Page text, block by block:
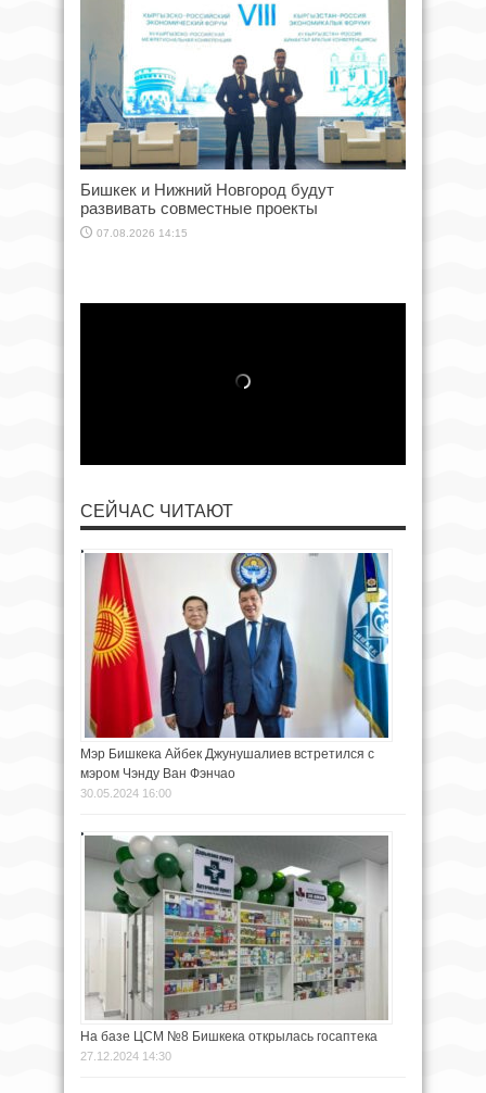
Бишкек и Нижний Новгород будут
развивать совместные проекты
07.08.2026 14:15
СЕЙЧАС ЧИТАЮТ
Мэр Бишкека Айбек Джунушалиев встретился с
мэром Чэнду Ван Фэнчао
30.05.2024 16:00
На базе ЦСМ №8 Бишкека открылась госаптека
27.12.2024 14:30